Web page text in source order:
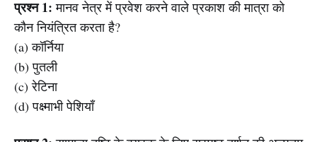
प्रश्न 1: मानव नेत्र में प्रवेश करने वाले प्रकाश की मात्रा को
कौन नियंत्रित करता है?
(a) कॉर्निया
(b) पुतली
(c) रेटिना
(d) पक्ष्माभी पेशियाँ